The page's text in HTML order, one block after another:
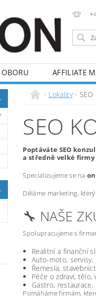
AFFILIATE
Lokality
SEO
Poptáváte SEO
a středně velké
Specializujeme se na
Děláme marketing,
🔧 NAŠE
Spolupracujeme s
Realitní a finanční
Auto-moto, servisy,
Řemesla,
Péče o zdraví, tělo,
Gastro, restaurace,
Pomáháme firmám,